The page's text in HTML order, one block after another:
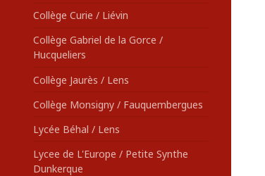
Collège Curie / Liévin
Collège Gabriel de la Gorce /
Hucqueliers
Collège Jaurès / Lens
Collège Monsigny / Fauquembergues
Lycée Béhal / Lens
Lycee de L'Europe / Petite Synthe
Dunkerque